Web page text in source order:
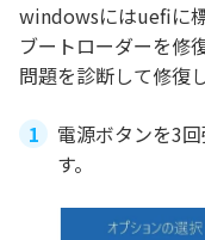
windowsにはuefiに
ブートローダーを修
問題を診断して修復
電源ボタンを3
す。